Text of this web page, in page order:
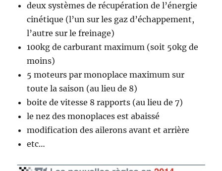
deux systèmes de récupération de l’énergie
cinétique (l’un sur les gaz d’échappement,
l’autre sur le freinage)
100kg de carburant maximum (soit 50kg de
moins)
5 moteurs par monoplace maximum sur
toute la saison (au lieu de 8)
boite de vitesse 8 rapports (au lieu de 7)
le nez des monoplaces est abaissé
modification des ailerons avant et arrière
etc…